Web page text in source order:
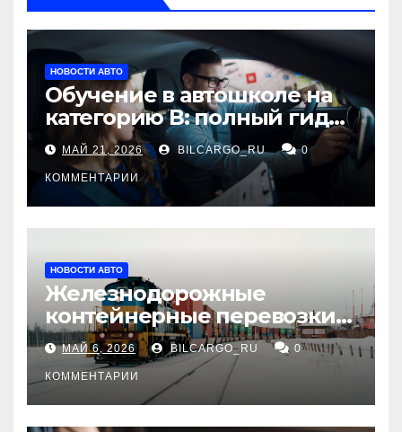
НОВОСТИ АВТО
Обучение в автошколе на
категорию В: полный гид
для будущих водителей
МАЙ 21, 2026 BILCARGO_RU 0
КОММЕНТАРИИ
НОВОСТИ АВТО
Железнодорожные
контейнерные перевозки
из Китая в Россию:
маршруты, сроки и
требования
МАЙ 6, 2026 BILCARGO_RU 0
КОММЕНТАРИИ